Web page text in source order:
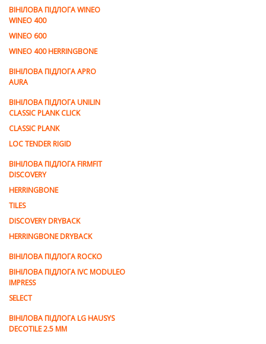
ВІНІЛОВА ПІДЛОГА WINEO
WINEO 400
WINEO 600
WINEO 400 HERRINGBONE
ВІНІЛОВА ПІДЛОГА APRO
AURA
ВІНІЛОВА ПІДЛОГА UNILIN
CLASSIC PLANK CLICK
CLASSIC PLANK
LOC TENDER RIGID
ВІНІЛОВА ПІДЛОГА FIRMFIT
DISCOVERY
HERRINGBONE
TILES
DISCOVERY DRYBACK
HERRINGBONE DRYBACK
ВІНІЛОВА ПІДЛОГА ROCKO
ВІНІЛОВА ПІДЛОГА IVC MODULEO
IMPRESS
SELECT
ВІНІЛОВА ПІДЛОГА LG HAUSYS
DECOTILE 2.5 MM